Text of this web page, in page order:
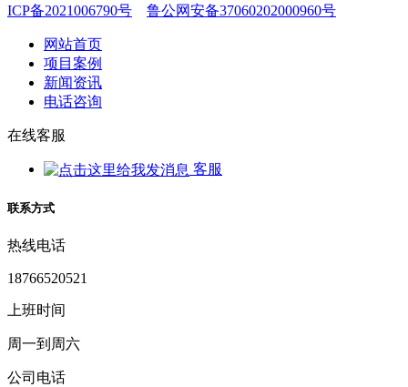
ICP备2021006790号
鲁公网安备37060202000960号
网站首页
项目案例
新闻资讯
电话咨询
在线客服
客服
联系方式
热线电话
18766520521
上班时间
周一到周六
公司电话